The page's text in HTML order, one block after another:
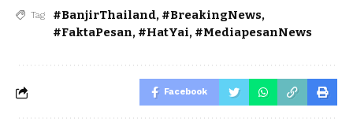
Tag #BanjirThailand, #BreakingNews,
#FaktaPesan, #HatYai, #MediapesanNews
Facebook